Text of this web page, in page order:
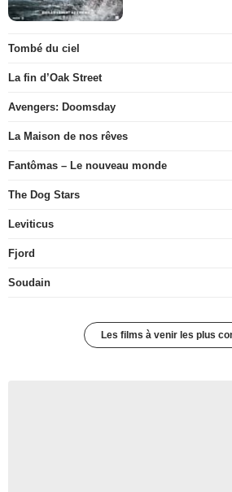
Tombé du ciel
La fin d’Oak Street
Avengers: Doomsday
La Maison de nos rêves
Fantômas – Le nouveau monde
The Dog Stars
Leviticus
Fjord
Soudain
Les films à venir les plus